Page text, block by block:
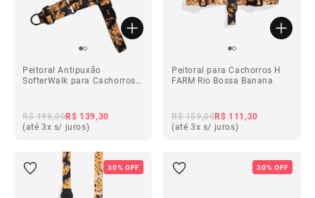
Peitoral Antipuxão
SofterWalk para Cachorros
R$ 199,00R$ 139,30
(até 3x s/ juros)
Peitoral para Cachorros H
FARM Rio Bossa Banana
R$ 159,00R$ 111,30
(até 3x s/ juros)
30% OFF 30% OFF